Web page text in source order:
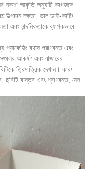
নকশা আকৃতি অনুযায়ী কাগজকে
উত্পাদন দক্ষতা, ভাল ডাই-কাটিং
এবং নান্দনিকতাকে ব্যাপকভাবে
প্যাকেজিং বাক্সে প্রাণবন্ত এবং
আকর্ষণ এবং বাজারের
ত্রিমাত্রিক দেখান। কারণ
ছবিটি বাস্তব এবং প্রাণবন্ত, যেন